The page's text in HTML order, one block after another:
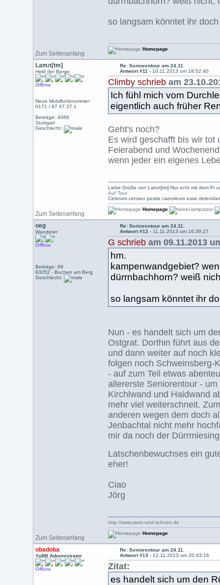
so langsam könntet ihr
Zum Seitenanfang
Homepage
Lamл[tm]
Held der Berge
Offline
Neue Mobilfunknummer:
0171 / 87 47 27 1
Beiträge: 4066
Stuttgart
Geschlecht:
Re: Seniorentour am 24.11.
Antwort #11 - 10.11.2013 um 18:52:40
Climby schrieb am
Ich fühl mich vom
eigentlich auch früher
Geht's noch?
Es wird geschafft bis wir tot
Feierabend und
wenn jeder ein eigenes
Zum Seitenanfang
Liebe Grüße von Lamл[tm]-Nur echt mit dem Pi
Auf Tour
Ceterum censeo pestis caeruleum esse
Homepage
oeg
Wanderer
Offline
Beiträge: 69
83052 - Buchen am Berg
Geschlecht:
Re: Seniorentour am 24.11.
Antwort #12 - 11.11.2013 um 16:39:27
G schrieb am 09.11.2013
hm.
kampenwandgebiet?
dürrnbachhorn? weiß
so langsam könntet ihr
Nun - es handelt sich um
Ostgrat. Dorthin führt aus
und dann weiter auf noch
folgen noch Schweinsberg-
- auf zum Teil etwas
allererste Seniorentour -
Kirchlwand und Haidwand
mehr viel weiterschneit.
anderen wegen dem doch
Jenbachtal nicht mehr
mir da noch der
Latschenbewuchses ein
eher!
Ciao
Jörg
Zum Seitenanfang
http://www.stein-und-schnee.de
Homepage
obadoba
YaBB Administrator
Offline
Re: Seniorentour am 24.11.
Antwort #13 - 12.11.2013 um 20:43:16
Zitat:
es handelt sich um den